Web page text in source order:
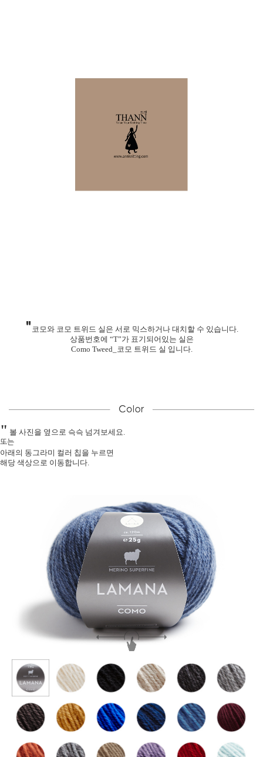
" 코모와 코모 트위드 실은 서로 믹스하거나 대치할 수 있습니다.
상품번호에 “T”가 표기되어있는 실은
Como Tweed_코모 트위드 실 입니다.
" 볼 사진을 옆으로 슥슥 넘겨보세요.
또는
아래의 동그라미 컬러 칩을 누르면
해당 색상으로 이동합니다.